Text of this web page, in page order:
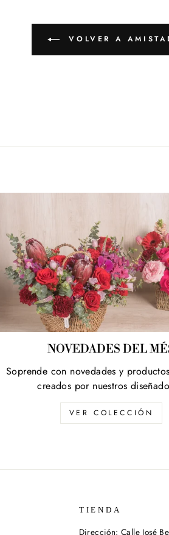
VOLVER A
NOVEDADES DEL
Soprende con novedades y
creados por nuestros
VER COLECCIÓN
TIENDA
Dirección: Calle José